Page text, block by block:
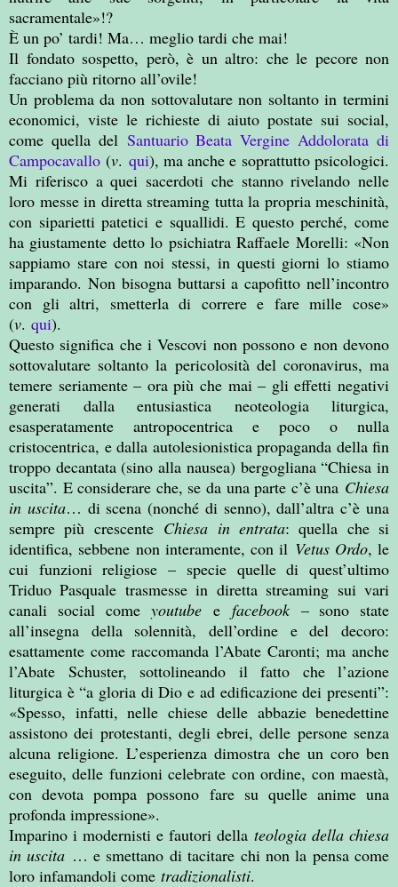
sacramentale»!?
È un po’ tardi! Ma… meglio tardi che mai!
Il fondato sospetto, però, è un altro: che le pecore non
facciano più ritorno all’ovile!
Un problema da non sottovalutare non soltanto in termini
economici, viste le richieste di aiuto postate sui social,
come quella del Santuario Beata Vergine Addolorata di
Campocavallo (v. qui), ma anche e soprattutto psicologici.
Mi riferisco a quei sacerdoti che stanno rivelando nelle
loro messe in diretta streaming tutta la propria meschinità,
con siparietti patetici e squallidi. E questo perché, come
ha giustamente detto lo psichiatra Raffaele Morelli: «Non
sappiamo stare con noi stessi, in questi giorni lo stiamo
imparando. Non bisogna buttarsi a capofitto nell’incontro
con gli altri, smetterla di correre e fare mille cose»
(v. qui).
Questo significa che i Vescovi non possono e non devono
sottovalutare soltanto la pericolosità del coronavirus, ma
temere seriamente – ora più che mai – gli effetti negativi
generati dalla entusiastica neoteologia liturgica,
esasperatamente antropocentrica e poco o nulla
cristocentrica, e dalla autolesionistica propaganda della fin
troppo decantata (sino alla nausea) bergogliana “Chiesa in
uscita”. E considerare che, se da una parte c’è una Chiesa
in uscita… di scena (nonché di senno), dall’altra c’è una
sempre più crescente Chiesa in entrata: quella che si
identifica, sebbene non interamente, con il Vetus Ordo, le
cui funzioni religiose – specie quelle di quest’ultimo
Triduo Pasquale trasmesse in diretta streaming sui vari
canali social comeyoutube e facebook– sono state
all’insegna della solennità, dell’ordine e del decoro:
esattamente come raccomanda l’Abate Caronti; ma anche
l’Abate Schuster, sottolineando il fatto che l’azione
liturgica è “a gloria di Dio e ad edificazione dei presenti”:
«Spesso, infatti, nelle chiese delle abbazie benedettine
assistono dei protestanti, degli ebrei, delle persone senza
alcuna religione. L’esperienza dimostra che un coro ben
eseguito, delle funzioni celebrate con ordine, con maestà,
con devota pompa possono fare su quelle anime una
profonda impressione».
Imparino i modernisti e fautori della teologia della chiesa
in uscita … e smettano di tacitare chi non la pensa come
loro infamandoli come tradizionalisti.